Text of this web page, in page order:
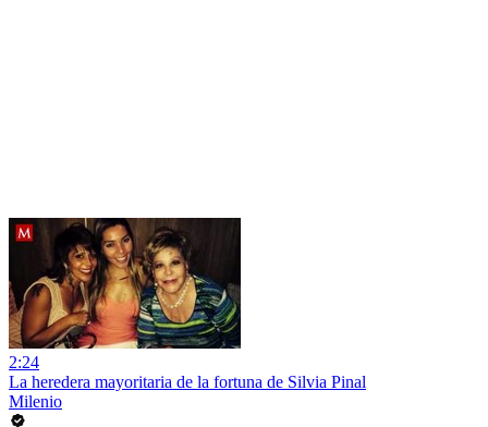
2:24
La heredera mayoritaria de la fortuna de Silvia Pinal
Milenio